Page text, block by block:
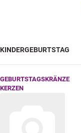
KINDERGEBURTSTAG
GEBURTSTAGSKRÄNZE
KERZEN